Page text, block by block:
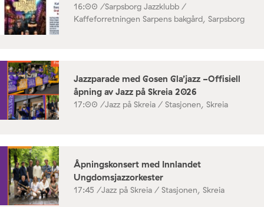
16:00 /Sarpsborg Jazzklubb /
Kaffeforretningen Sarpens bakgård, Sarpsborg
Jazzparade med Gosen Gla’jazz -Offisiell
åpning av Jazz på Skreia 2026
17:00 /Jazz på Skreia / Stasjonen, Skreia
Åpningskonsert med Innlandet
Ungdomsjazzorkester
17:45 /Jazz på Skreia / Stasjonen, Skreia